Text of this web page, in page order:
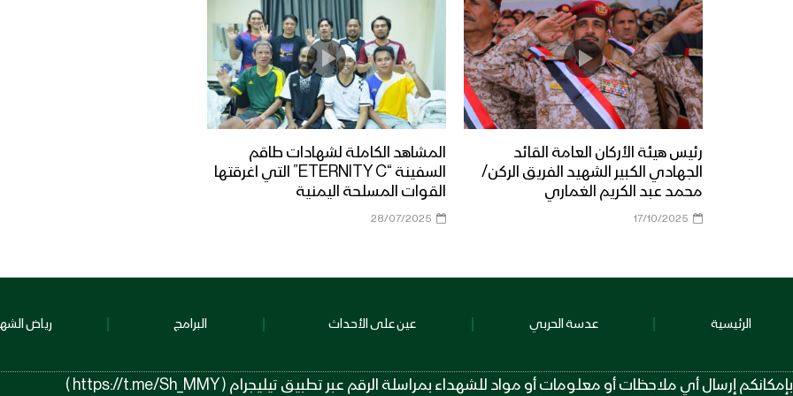
رئيس هيئة الأركان العامة القائد
الجهادي الكبير الشهيد الفريق الركن/
محمد عبد الكريم الغماري
17/10/2025
المشاهد الكاملة لشهادات طاقم
السفينة “ETERNITY C” التي اغرقتها
القوات المسلحة اليمنية
28/07/2025
الرئيسية عدسة الحربي عين على الأحداث البرامج رياض
بإمكانكم إرسال أي ملاحظات أو معلومات أو مواد للشهداء بمراسلة الرقم عبر تطبيق تيليجرام ( https://t.me/Sh_MMY )